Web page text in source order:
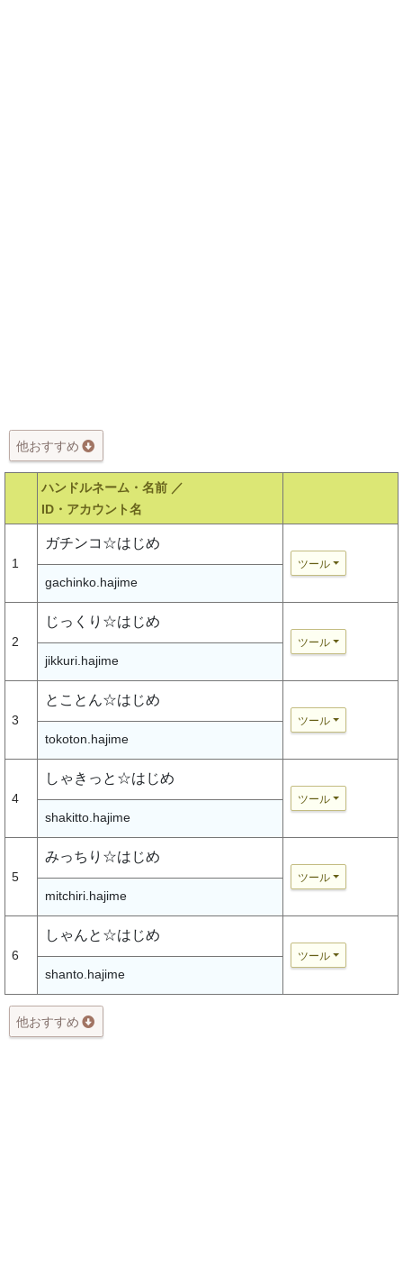
他おすすめ
ハンドルネーム・名前 ／
ID・アカウント名
1
ガチンコ☆はじめ
ツール
gachinko.hajime
2
じっくり☆はじめ
ツール
jikkuri.hajime
3
とことん☆はじめ
ツール
tokoton.hajime
4
しゃきっと☆はじめ
ツール
shakitto.hajime
5
みっちり☆はじめ
ツール
mitchiri.hajime
6
しゃんと☆はじめ
ツール
shanto.hajime
他おすすめ